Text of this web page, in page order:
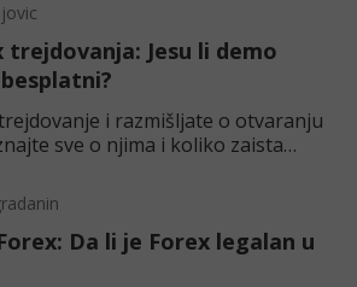
trejdovanja: Jesu li demo
i razmišljate o otvaranju
sve o njima i koliko zaista
Da li je Forex legalan u